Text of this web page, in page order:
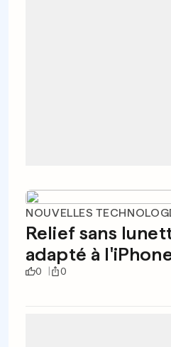
NOUVELLES
Relief sans
adapté à
0 0